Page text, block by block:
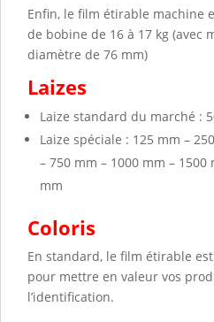
Enfin, le film étirable machine
de bobine de 16 à 17 kg (avec
diamètre de 76 mm)
Laizes
Laize standard du marché :
Laize spéciale : 125 mm –
– 750 mm – 1000 mm – 1500
mm
Coloris
En standard, le film étirable
pour mettre en valeur vos
l’identification.